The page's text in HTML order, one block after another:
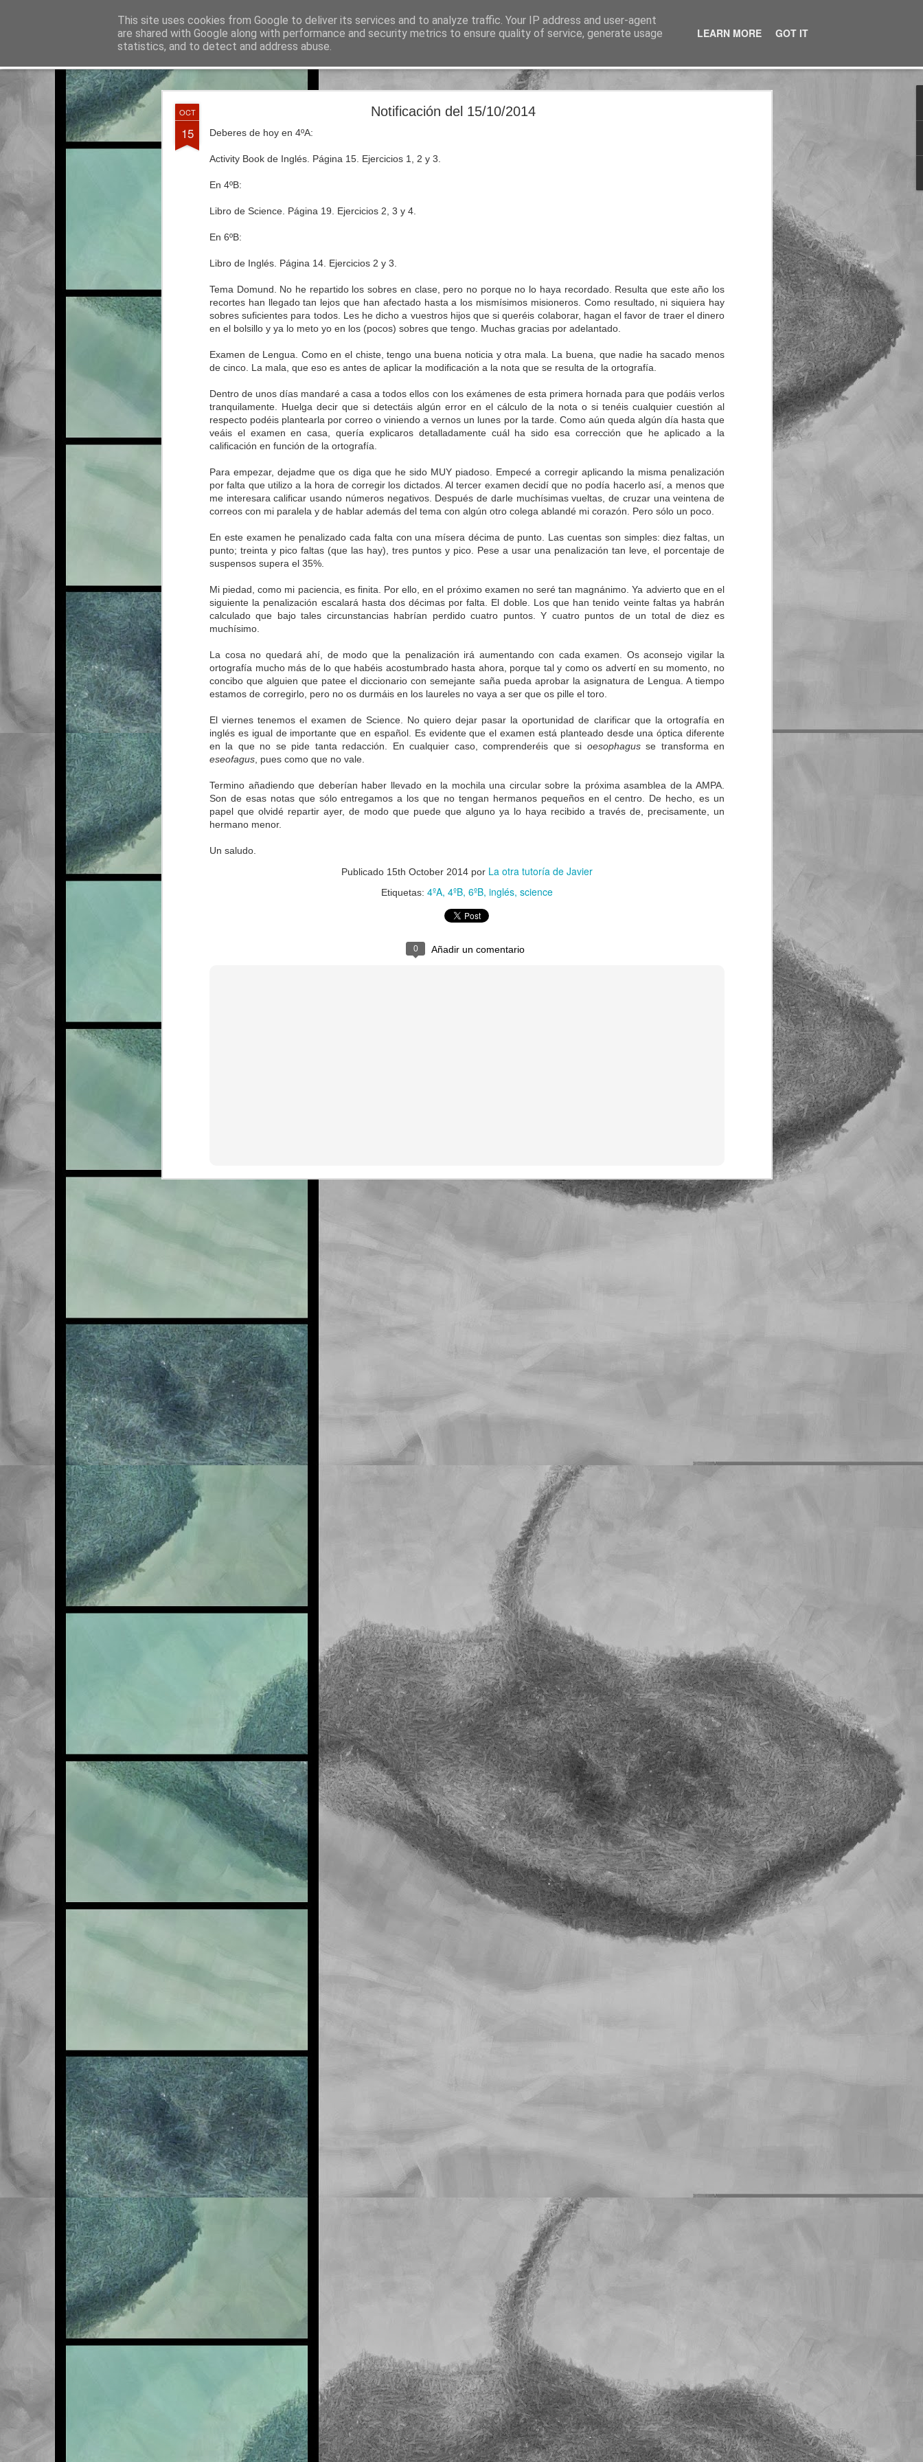
OCT
15
Notificación del 15/10/2014
Deberes de hoy en 4ºA:
Activity Book de Inglés. Página 15. Ejercicios 1, 2 y 3.
En 4ºB:
Libro de Science. Página 19. Ejercicios 2, 3 y 4.
En 6ºB:
Libro de Inglés. Página 14. Ejercicios 2 y 3.
Tema Domund. No he repartido los sobres en clase, pero no porque no lo haya recordado. Resulta que este año los
recortes han llegado tan lejos que han afectado hasta a los mismísimos misioneros. Como resultado, ni siquiera hay
sobres suficientes para todos. Les he dicho a vuestros hijos que si queréis colaborar, hagan el favor de traer el dinero
en el bolsillo y ya lo meto yo en los (pocos) sobres que tengo. Muchas gracias por adelantado.
Examen de Lengua. Como en el chiste, tengo una buena noticia y otra mala. La buena, que nadie ha sacado menos
de cinco. La mala, que eso es antes de aplicar la modificación a la nota que se resulta de la ortografía.
Dentro de unos días mandaré a casa a todos ellos con los exámenes de esta primera hornada para que podáis verlos
tranquilamente. Huelga decir que si detectáis algún error en el cálculo de la nota o si tenéis cualquier cuestión al
respecto podéis plantearla por correo o viniendo a vernos un lunes por la tarde. Como aún queda algún día hasta que
veáis el examen en casa, quería explicaros detalladamente cuál ha sido esa corrección que he aplicado a la
calificación en función de la ortografía.
Para empezar, dejadme que os diga que he sido MUY piadoso. Empecé a corregir aplicando la misma penalización
por falta que utilizo a la hora de corregir los dictados. Al tercer examen decidí que no podía hacerlo así, a menos que
me interesara calificar usando números negativos. Después de darle muchísimas vueltas, de cruzar una veintena de
correos con mi paralela y de hablar además del tema con algún otro colega ablandé mi corazón. Pero sólo un poco.
En este examen he penalizado cada falta con una mísera décima de punto. Las cuentas son simples: diez faltas, un
punto; treinta y pico faltas (que las hay), tres puntos y pico. Pese a usar una penalización tan leve, el porcentaje de
suspensos supera el 35%.
Mi piedad, como mi paciencia, es finita. Por ello, en el próximo examen no seré tan magnánimo. Ya advierto que en el
siguiente la penalización escalará hasta dos décimas por falta. El doble. Los que han tenido veinte faltas ya habrán
calculado que bajo tales circunstancias habrían perdido cuatro puntos. Y cuatro puntos de un total de diez es
muchísimo.
La cosa no quedará ahí, de modo que la penalización irá aumentando con cada examen. Os aconsejo vigilar la
ortografía mucho más de lo que habéis acostumbrado hasta ahora, porque tal y como os advertí en su momento, no
concibo que alguien que patee el diccionario con semejante saña pueda aprobar la asignatura de Lengua. A tiempo
estamos de corregirlo, pero no os durmáis en los laureles no vaya a ser que os pille el toro.
El viernes tenemos el examen de Science. No quiero dejar pasar la oportunidad de clarificar que la ortografía en
inglés es igual de importante que en español. Es evidente que el examen está planteado desde una óptica diferente
en la que no se pide tanta redacción. En cualquier caso, comprenderéis que si oesophagusse transforma en
eseofagus , pues como que no vale.
Termino añadiendo que deberían haber llevado en la mochila una circular sobre la próxima asamblea de la AMPA.
Son de esas notas que sólo entregamos a los que no tengan hermanos pequeños en el centro. De hecho, es un
papel que olvidé repartir ayer, de modo que puede que alguno ya lo haya recibido a través de, precisamente, un
hermano menor.
Un saludo.
Publicado 15th October 2014 por La otra tutoría de Javier
Etiquetas: 4ºA 4ºB 6ºB inglés science
0 Añadir un comentario
This site uses cookies from Google to deliver its services and to analyze traffic. Your IP address and user-agent
are shared with Google along with performance and security metrics to ensure quality of service, generate usage
statistics, and to detect and address abuse.
LEARN MORE GOT IT
La otra tutoría de Javier Recursos para Educación Primaria
Natural Science 5 - Unit 8 Vocabulary
Publicado3rd June 2019 porLa otra tutoría de Javier
0 Añadir un comentario
MAR
26
Natural Science 5 - Unit 6 Vocabulary
La otra tutoría de Javier
Añadir un comentario
Natural Science 5 - Unit 2 Vocabulary
La otra tutoría de Javier
OCT
23
Ejecución de las tareas de Natural Science en 5º
Buenas noches.
Me veo obligado a advertiros de que vuestros hijos están siendo muy inconsistentes con los deberes que les mando
en la asignatura de Natural Science. He hablado de este tema con la tutora y me dice que no es un problema que yo
sufra en exclusiva, así que supongo que ya habréis recibido advertencias de este tipo antes.
Sea como fuere, lo que a mí me preocupa es que en estas dos clases tengo a 20 y 18 alumnos que han dejado de
traer la tarea realizada al menos una vez. En ciertos casos, los días en los que han venido con sus deberes en blanco
ya ascienden a seis. ¡Seis! ¡Y estamos todavía en pleno octubre! No quiero ni imaginarme a cuánto llegará la cuenta
Pero vamos, que ni quiero ni estoy dispuesto a aceptar que esta situación se prolongue en el tiempo. Y quiero creer
Esta mañana les he tenido que advertir muy seriamente sobre las nefastas consecuencias que sobre la calificación
final tiene este tema. Y también les he advertido (otra vez) que la dificultad de esta segunda unidad es muy superior a
la de la primera. Mal momento, pues, para no traer los deberes hechos.
Os invito a revisar la libreta de vuestros hijos, donde deberían aparecer reflejados los días exactos en los que han
aparecido por clase con los deberes sin hacer. Me temo que alguno se va a sorprender. Y mucho.
Publicado23rd October 2018porLa otra tutoría de Javier